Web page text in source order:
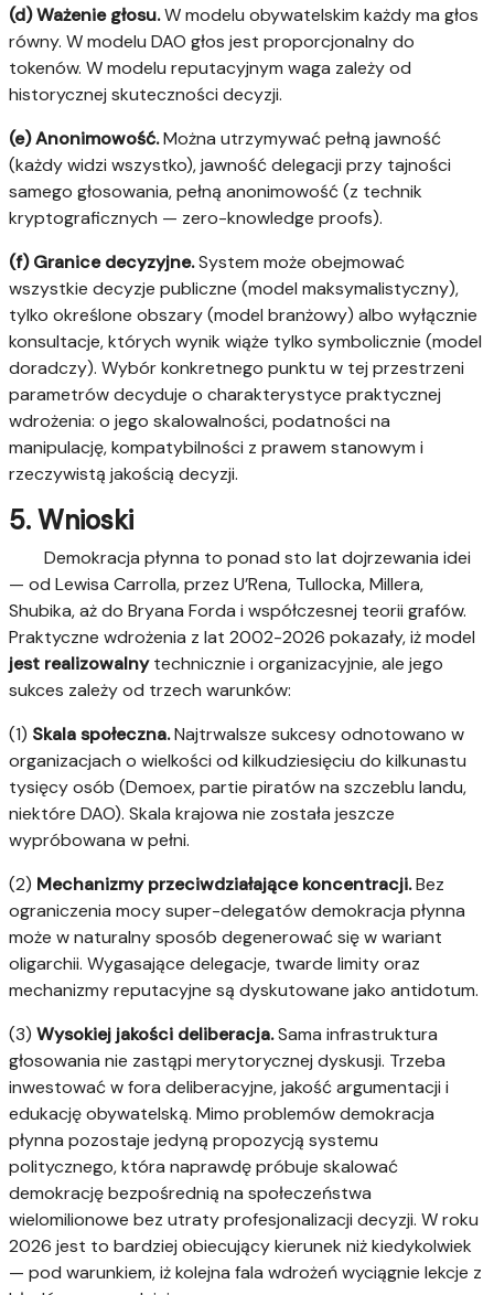
(d) Ważenie głosu.W modelu obywatelskim każdy ma głos
równy. W modelu DAO głos jest proporcjonalny do
tokenów. W modelu reputacyjnym waga zależy od
historycznej skuteczności decyzji.
(e) Anonimowość.Można utrzymywać pełną jawność
(każdy widzi wszystko), jawność delegacji przy tajności
samego głosowania, pełną anonimowość (z technik
kryptograficznych — zero-knowledge proofs).
(f) Granice decyzyjne.System może obejmować
wszystkie decyzje publiczne (model maksymalistyczny),
tylko określone obszary (model branżowy) albo wyłącznie
konsultacje, których wynik wiąże tylko symbolicznie (model
doradczy). Wybór konkretnego punktu w tej przestrzeni
parametrów decyduje o charakterystyce praktycznej
wdrożenia: o jego skalowalności, podatności na
manipulację, kompatybilności z prawem stanowym i
rzeczywistą jakością decyzji.
5. Wnioski
Demokracja płynna to ponad sto lat dojrzewania idei
— od Lewisa Carrolla, przez U’Rena, Tullocka, Millera,
Shubika, aż do Bryana Forda i współczesnej teorii grafów.
Praktyczne wdrożenia z lat 2002-2026 pokazały, iż model
jest realizowalnytechnicznie i organizacyjnie, ale jego
sukces zależy od trzech warunków:
(1) Skala społeczna.Najtrwalsze sukcesy odnotowano w
organizacjach o wielkości od kilkudziesięciu do kilkunastu
tysięcy osób (Demoex, partie piratów na szczeblu landu,
niektóre DAO). Skala krajowa nie została jeszcze
wypróbowana w pełni.
(2) Mechanizmy przeciwdziałające koncentracji.Bez
ograniczenia mocy super-delegatów demokracja płynna
może w naturalny sposób degenerować się w wariant
oligarchii. Wygasające delegacje, twarde limity oraz
mechanizmy reputacyjne są dyskutowane jako antidotum.
(3) Wysokiej jakości deliberacja.Sama infrastruktura
głosowania nie zastąpi merytorycznej dyskusji. Trzeba
inwestować w fora deliberacyjne, jakość argumentacji i
edukację obywatelską. Mimo problemów demokracja
płynna pozostaje jedyną propozycją systemu
politycznego, która naprawdę próbuje skalować
demokrację bezpośrednią na społeczeństwa
wielomilionowe bez utraty profesjonalizacji decyzji. W roku
2026 jest to bardziej obiecujący kierunek niż kiedykolwiek
— pod warunkiem, iż kolejna fala wdrożeń wyciągnie lekcje z